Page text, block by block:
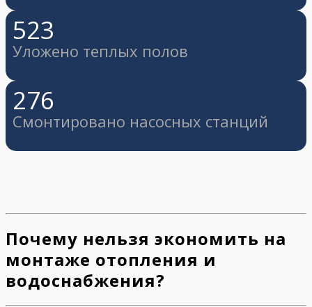
523
Уложено теплых полов
276
Смонтировано насосных станций
Почему нельзя экономить на
монтаже отопления и
водоснабжения?